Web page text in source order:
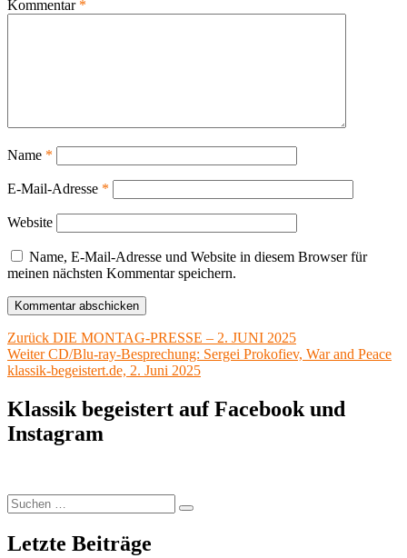
Kommentar *
Name *
E-Mail-Adresse *
Website
Name, E-Mail-Adresse und Website in diesem Browser für
meinen nächsten Kommentar speichern.
Beitragsnavigation
Zurück Vorheriger
Beitrag:
DIE MONTAG-PRESSE – 2. JUNI 2025
Weiter Nächster
Beitrag:
CD/Blu-ray-Besprechung: Sergei Prokofiev, War and Peace
klassik-begeistert.de, 2. Juni 2025
Klassik begeistert auf Facebook und
Instagram
Suchen
nach:
Suchen
Letzte Beiträge